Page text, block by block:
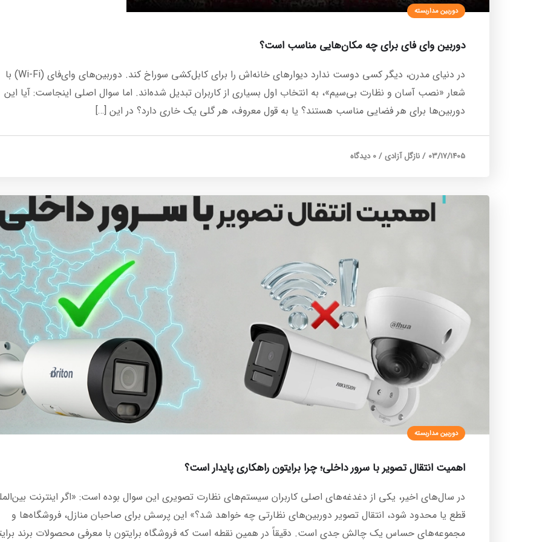
دوربین مداربسته
دوربین وای‌ فای برای چه مکان‌هایی مناسب است؟
در دنیای مدرن، دیگر کسی دوست ندارد دیوارهای خانه‌اش را برای کابل‌کشی سوراخ کند. دوربین‌های وای‌فای (Wi-Fi) با
شعار «نصب آسان و نظارت بی‌سیم»، به انتخاب اول بسیاری از کاربران تبدیل شده‌اند. اما سوال اصلی اینجاست: آیا این
دوربین‌ها برای هر فضایی مناسب هستند؟ یا به قول معروف، هر گلی یک خاری دارد؟ در این […]
03/17/1405
/نازگل آزادی /0 دیدگاه
دوربین مداربسته
اهمیت انتقال تصویر با سرور داخلی؛ چرا برایتون راهکاری پایدار است؟
در سال‌های اخیر، یکی از دغدغه‌های اصلی کاربران سیستم‌های نظارت تصویری این سوال بوده است: «اگر اینترنت
قطع یا محدود شود، انتقال تصویر دوربین‌های نظارتی چه خواهد شد؟» این پرسش برای صاحبان منازل، فروشگاه‌ها و
مجموعه‌های حساس یک چالش جدی است. دقیقاً در همین نقطه است که فروشگاه برایتون با معرفی محصولات برند